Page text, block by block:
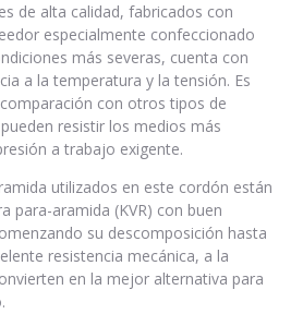
de alta calidad, fabricados con
especialmente confeccionado
más severas, cuenta con
a la temperatura y la tensión. Es
con otros tipos de
resistir los medios más
a trabajo exigente.
utilizados en este cordón están
para-aramida (KVR) con buen
su descomposición hasta
resistencia mecánica, a la
en la mejor alternativa para